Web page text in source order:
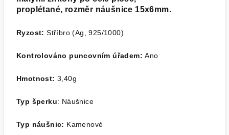
proplétané, rozměr náušnice 15x6mm.
Ryzost:Stříbro (Ag, 925/1000)
Kontrolováno puncovním úřadem:Ano
Hmotnost: 3,40g
Typ šperku: Náušnice
Typ náušnic: Kamenové